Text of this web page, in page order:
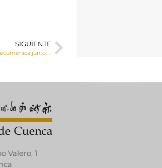
SIGUIENTE
Valero, 1